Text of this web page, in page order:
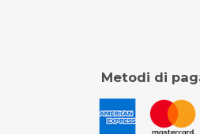
Metodi di